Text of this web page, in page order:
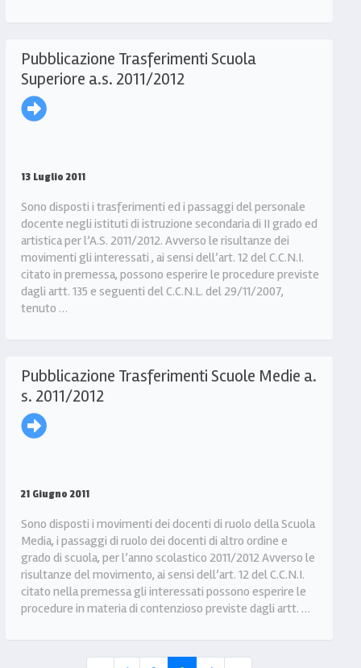
Pubblicazione Trasferimenti Scuola
Superiore a.s. 2011/2012
13 Luglio 2011
Sono disposti i trasferimenti ed i passaggi del personale
docente negli istituti di istruzione secondaria di II grado ed
artistica per l’A.S. 2011/2012. Avverso le risultanze dei
movimenti gli interessati , ai sensi dell’art. 12 del C.C.N.I.
citato in premessa, possono esperire le procedure previste
dagli artt. 135 e seguenti del C.C.N.L. del 29/11/2007,
tenuto …
Pubblicazione Trasferimenti Scuole Medie a.
s. 2011/2012
21 Giugno 2011
Sono disposti i movimenti dei docenti di ruolo della Scuola
Media, i passaggi di ruolo dei docenti di altro ordine e
grado di scuola, per l’anno scolastico 2011/2012 Avverso le
risultanze del movimento, ai sensi dell’art. 12 del C.C.N.I.
citato nella premessa gli interessati possono esperire le
procedure in materia di contenzioso previste dagli artt. …